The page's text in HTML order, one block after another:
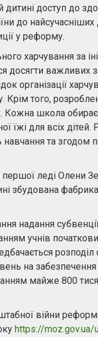
доступ до
до
у реформу.
харчування за
досягти важливих
організації
того,
Кожна школа
їжі для всіх дітей.
навчання та
леді Олени
збудована
надання
учнів
на забезпечення
майже 800
війни
https://